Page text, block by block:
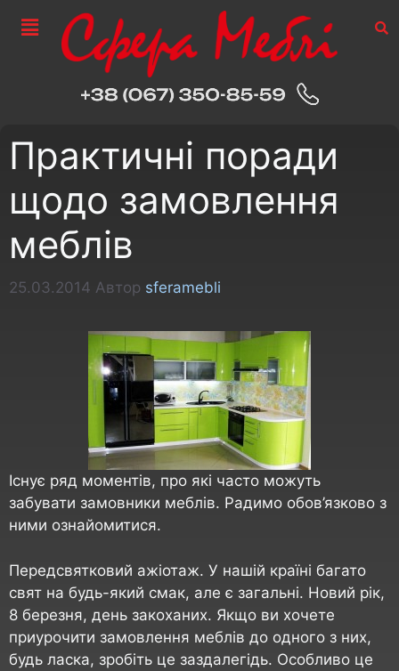
Практичні поради
щодо замовлення
меблів
25.03.2014 Автор sferamebli
Існує ряд моментів, про які часто можуть
забувати замовники меблів. Радимо обов’язково з
ними ознайомитися.
Передсвятковий ажіотаж. У нашій країні багато
свят на будь-який смак, але є загальні. Новий рік,
8 березня, день закоханих. Якщо ви хочете
приурочити замовлення меблів до одного з них,
будь ласка, зробіть це заздалегідь. Особливо це